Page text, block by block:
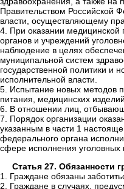
Правительством Российской
власти, осуществляющему
4. При оказании медицинской
органов и учреждений
наблюдение в целях
муниципальной систем
государственной политики
исполнительной власти.
5. Испытание новых методов
питания, медицинских
6. В отношении лиц,
7. Порядок организации
указанным в части 1
федерального органа
сфере исполнения
Статья 27. Обязанности
1. Граждане обязаны
2. Граждане в случаях,